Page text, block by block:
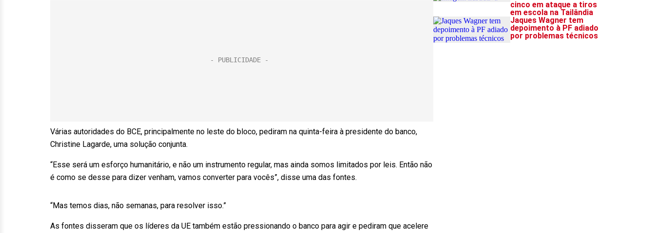
Várias autoridades do BCE, principalmente no leste do bloco, pediram na quinta-feira à presidente do banco,
Christine Lagarde, uma solução conjunta.
“Esse será um esforço humanitário, e não um instrumento regular, mas ainda somos limitados por leis. Então não
é como se desse para dizer venham, vamos converter para vocês”, disse uma das fontes.
“Mas temos dias, não semanas, para resolver isso.”
As fontes disseram que os líderes da UE também estão pressionando o banco para agir e pediram que acelere